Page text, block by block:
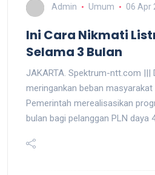
Admin Umum 06 Apr
Ini Cara Nikmati
Selama 3 Bulan
JAKARTA. Spektrum-ntt.com |||
meringankan beban
Pemerintah merealisasikan
bulan bagi pelanggan PLN daya